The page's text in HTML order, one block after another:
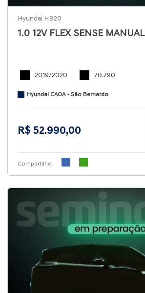
Hyundai HB20
1.0 12V FLEX SENSE MANUAL
2019/2020 70.790
Hyundai CAOA - São Bernardo
R$ 52.990,00
Compartilhe: